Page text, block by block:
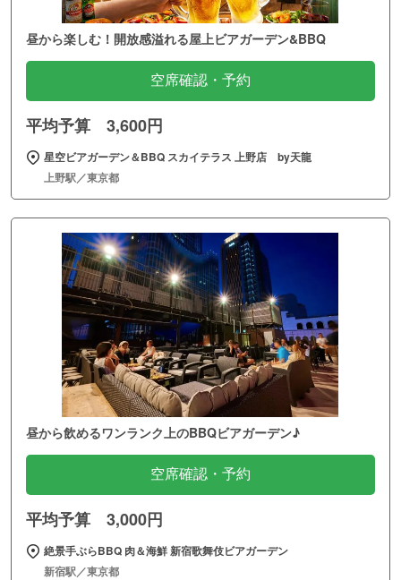
昼から楽しむ！開放感溢れる屋上ビアガーデン&BBQ
空席確認・予約
平均予算 3,600円
星空ビアガーデン＆BBQ スカイテラス 上野店 by天龍
上野駅／東京都
昼から飲めるワンランク上のBBQビアガーデン♪
空席確認・予約
平均予算 3,000円
絶景手ぶらBBQ 肉＆海鮮 新宿歌舞伎ビアガーデン
新宿駅／東京都